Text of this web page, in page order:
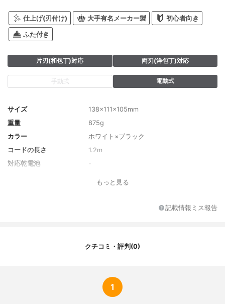
仕上げ(刃付け) 大手有名メーカー製 初心者向き
ふた付き
片刃(和包丁)対応 両刃(洋包丁)対応
手動式 電動式
サイズ
138×111×105mm
重量
875g
カラー
ホワイト×ブラック
コードの長さ
1.2m
対応乾電池
もっと見る
記載情報ミス報告
クチコミ・評判(0)
1